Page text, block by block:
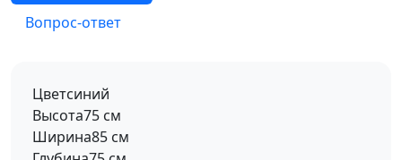
Вопрос-ответ
Цветсиний
Высота75 см
Ширина85 см